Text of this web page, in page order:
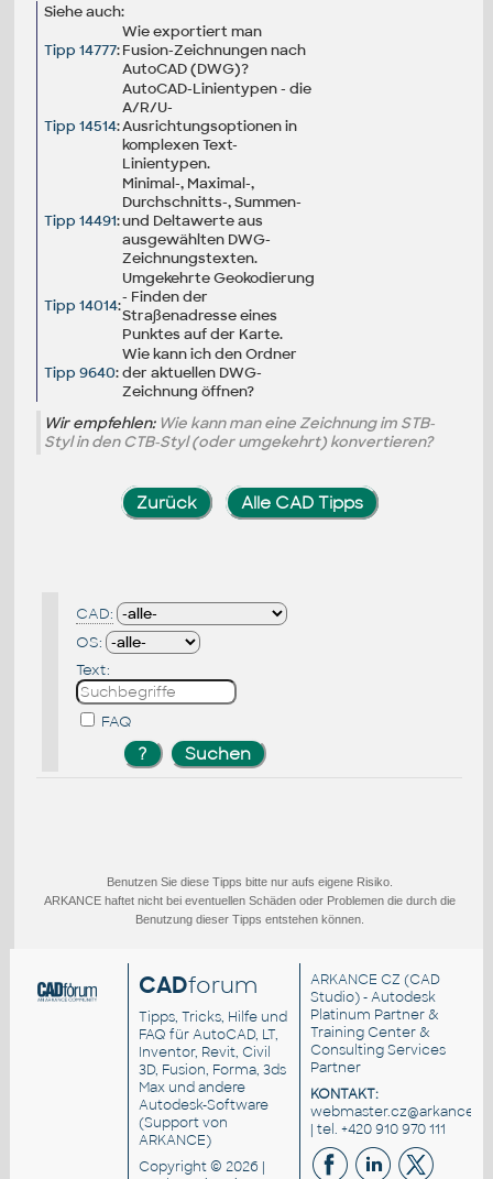
Siehe auch:
Tipp 14777:
Wie exportiert man
Fusion-Zeichnungen nach
AutoCAD (DWG)?
Tipp 14514:
AutoCAD-Linientypen - die
A/R/U-
Ausrichtungsoptionen in
komplexen Text-
Linientypen.
Tipp 14491:
Minimal-, Maximal-,
Durchschnitts-, Summen-
und Deltawerte aus
ausgewählten DWG-
Zeichnungstexten.
Tipp 14014:
Umgekehrte Geokodierung
- Finden der
Straßenadresse eines
Punktes auf der Karte.
Tipp 9640:
Wie kann ich den Ordner
der aktuellen DWG-
Zeichnung öffnen?
Wir empfehlen: Wie kann man eine Zeichnung im STB-
Styl in den CTB-Styl (oder umgekehrt) konvertieren?
Zurück Alle CAD Tipps
CAD:
OS:
Text:
FAQ
Benutzen Sie diese Tipps bitte nur aufs eigene Risiko.
ARKANCE haftet nicht bei eventuellen Schäden oder Problemen die durch die
Benutzung dieser Tipps entstehen können.
CADforum
Tipps, Tricks, Hilfe und
FAQ für AutoCAD, LT,
Inventor, Revit, Civil
3D, Fusion, Forma, 3ds
Max und andere
Autodesk-Software
(Support von
ARKANCE)
Copyright © 2026 |
ARKANCE CZ (CAD
Studio) - Autodesk
Platinum Partner &
Training Center &
Consulting Services
Partner
KONTAKT:
| tel. +420 910 970 111